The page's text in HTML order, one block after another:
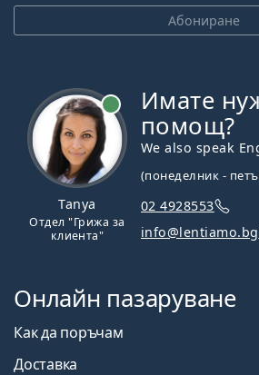
Абониране
Tanya
Отдел "Грижа за
клиента"
Имате
помощ?
We also speak
(понеделник -
02 4928553
info@lentiamo.bg
Онлайн пазаруване
Как да поръчам
Доставка